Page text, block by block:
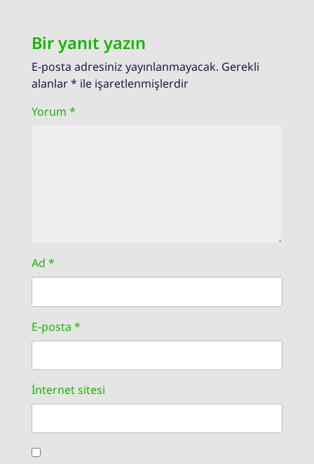
Bir yanıt yazın
E-posta adresiniz yayınlanmayacak. Gerekli
alanlar* ile işaretlenmişlerdir
Yorum *
Ad *
E-posta *
İnternet sitesi